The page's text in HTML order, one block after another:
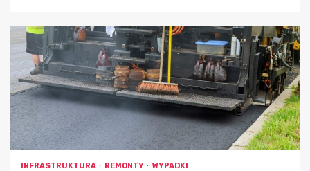
INFRASTRUKTURA REMONTY WYPADKI